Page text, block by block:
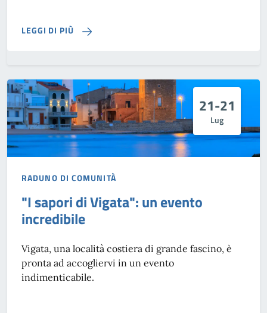
LEGGI DI PIÙ
21-21
Lug
RADUNO DI COMUNITÀ
"I sapori di Vigata": un evento
incredibile
Vigata, una località costiera di grande fascino, è
pronta ad accogliervi in un evento
indimenticabile.